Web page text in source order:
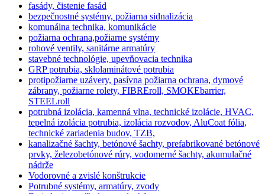
fasády, čistenie fasád
bezpečnostné systémy, požiarna sidnalizácia
komunálna technika, komunikácie
požiarna ochrana,požiarne systémy
rohové ventily, sanitárne armatúry
stavebné technológie, upevňovacia technika
GRP potrubia, sklolaminátové potrubia
protipožiarne uzávery, pasívna požiarna ochrana, dymové
zábrany, požiarne rolety, FIBREroll, SMOKEbarrier,
STEELroll
potrubná izolácia, kamenná vlna, technické izolácie, HVAC,
tepelná izolácia potrubia, izolácia rozvodov, AluCoat fólia,
technické zariadenia budov, TZB,
kanalizačné šachty, betónové šachty, prefabrikované betónové
prvky, železobetónové rúry, vodomerné šachty, akumulačné
nádrže
Vodorovné a zvislé konštrukcie
Potrubné systémy, armatúry, zvody